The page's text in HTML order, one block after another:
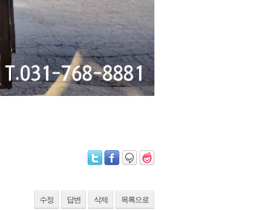
수정 답변 삭제 목록으로